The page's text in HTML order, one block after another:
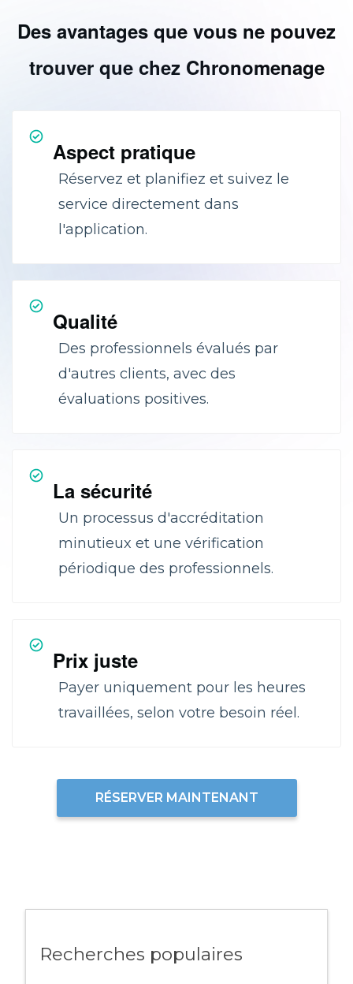
Des avantages que vous ne pouvez
trouver que chez Chronomenage
Aspect pratique
Réservez et planifiez et suivez le
service directement dans
l'application.
Qualité
Des professionnels évalués par
d'autres clients, avec des
évaluations positives.
La sécurité
Un processus d'accréditation
minutieux et une vérification
périodique des professionnels.
Prix juste
Payer uniquement pour les heures
travaillées, selon votre besoin réel.
RÉSERVER MAINTENANT
Recherches populaires